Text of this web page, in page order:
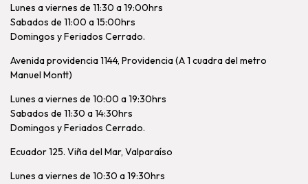
Lunes a viernes de 11:30 a 19:00hrs
Sabados de 11:00 a 15:00hrs
Domingos y Feriados Cerrado.
Avenida providencia 1144, Providencia (A 1 cuadra del metro
Manuel Montt)
Lunes a viernes de 10:00 a 19:30hrs
Sabados de 11:30 a 14:30hrs
Domingos y Feriados Cerrado.
Ecuador 125. Viña del Mar, Valparaíso
Lunes a viernes de 10:30 a 19:30hrs